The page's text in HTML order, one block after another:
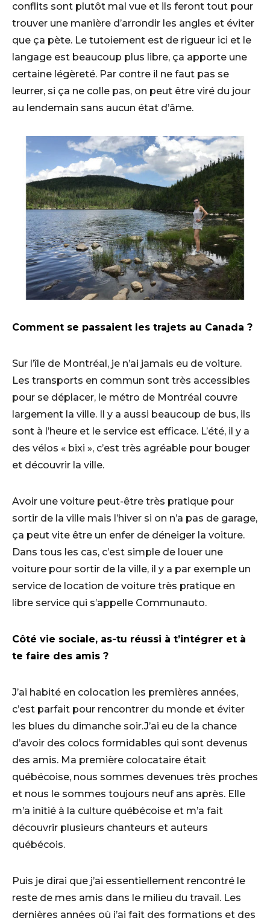
conflits sont plutôt mal vue et ils feront tout pour
trouver une manière d’arrondir les angles et éviter
que ça pète. Le tutoiement est de rigueur ici et le
langage est beaucoup plus libre, ça apporte une
certaine légèreté. Par contre il ne faut pas se
leurrer, si ça ne colle pas, on peut être viré du jour
au lendemain sans aucun état d’âme.
Comment se passaient les trajets au Canada ?
Sur l’île de Montréal, je n’ai jamais eu de voiture.
Les transports en commun sont très accessibles
pour se déplacer, le métro de Montréal couvre
largement la ville. Il y a aussi beaucoup de bus, ils
sont à l’heure et le service est efficace. L’été, il y a
des vélos « bixi », c’est très agréable pour bouger
et découvrir la ville.
Avoir une voiture peut-être très pratique pour
sortir de la ville mais l’hiver si on n’a pas de garage,
ça peut vite être un enfer de déneiger la voiture.
Dans tous les cas, c’est simple de louer une
voiture pour sortir de la ville, il y a par exemple un
service de location de voiture très pratique en
libre service qui s’appelle Communauto.
Côté vie sociale, as-tu réussi à t’intégrer et à
te faire des amis ?
J’ai habité en colocation les premières années,
c’est parfait pour rencontrer du monde et éviter
les blues du dimanche soir.J’ai eu de la chance
d’avoir des colocs formidables qui sont devenus
des amis. Ma première colocataire était
québécoise, nous sommes devenues très proches
et nous le sommes toujours neuf ans après. Elle
m’a initié à la culture québécoise et m’a fait
découvrir plusieurs chanteurs et auteurs
québécois.
Puis je dirai que j’ai essentiellement rencontré le
reste de mes amis dans le milieu du travail. Les
dernières années où j’ai fait des formations et des